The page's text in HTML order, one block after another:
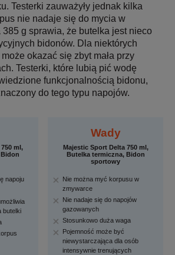
Testerki zauważyły jednak kilka
nie nadaje się do mycia w
385 g sprawia, że butelka jest nieco
bidonów. Dla niektórych
okazać się zbyt mała przy
Testerki, które lubią pić wodę
funkcjonalnością bidonu,
do tego typu napojów.
ml,
napoju
butelki
Wady
Majestic Sport Delta 750 ml,
Butelka termiczna, Bidon
sportowy
Nie można myć korpusu w
zmywarce
Nie nadaje się do napojów
gazowanych
Stosunkowo duża waga
Pojemność może być
niewystarczająca dla osób
intensywnie trenujących